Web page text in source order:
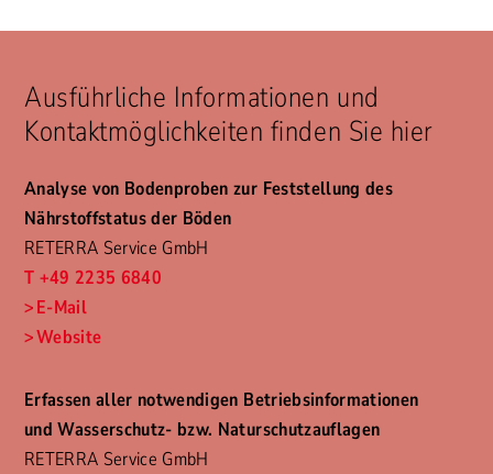
Ausführliche Informationen und
Kontaktmöglichkeiten finden Sie hier
Analyse von Bodenproben zur Feststellung des
Nährstoffstatus der Böden
RETERRA Service GmbH
T +49 2235 6840
E-Mail
Website
Erfassen aller notwendigen Betriebsinformationen
und Wasserschutz- bzw. Naturschutzauflagen
RETERRA Service GmbH